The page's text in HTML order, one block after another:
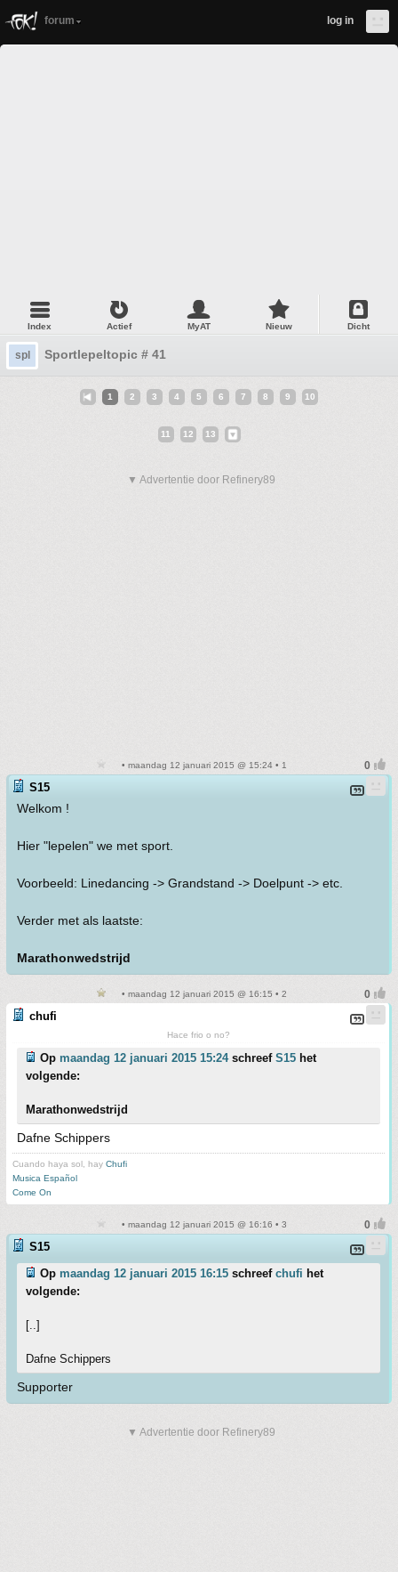
forum log in
Index Actief MyAT Nieuw Dicht
spl Sportlepeltopic # 41
1 2 3 4 5 6 7 8 9 10
11 12 13
▼ Advertentie door Refinery89
• maandag 12 januari 2015 @ 15:24 • 1
S15
Welkom !
Hier "lepelen" we met sport.
Voorbeeld: Linedancing -> Grandstand -> Doelpunt -> etc.
Verder met als laatste:
Marathonwedstrijd
• maandag 12 januari 2015 @ 16:15 • 2
chufi
Hace frio o no?
Op maandag 12 januari 2015 15:24schreef S15 het
volgende:
Marathonwedstrijd
Dafne Schippers
Cuando haya sol, hay Chufi
Musica Español
Come On
• maandag 12 januari 2015 @ 16:16 • 3
S15
Op maandag 12 januari 2015 16:15 schreef chufi het
volgende:
[..]
Dafne Schippers
Supporter
▼ Advertentie door Refinery89